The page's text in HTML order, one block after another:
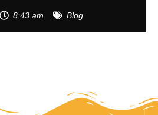
8:43 am Blog